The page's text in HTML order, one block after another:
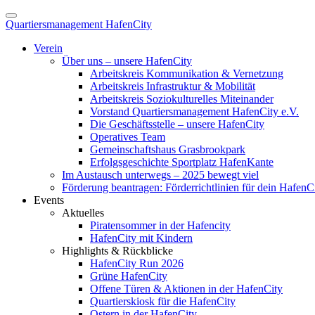
Quartiersmanagement HafenCity
Verein
Über uns – unsere HafenCity
Arbeitskreis Kommunikation & Vernetzung
Arbeitskreis Infrastruktur & Mobilität
Arbeitskreis Soziokulturelles Miteinander
Vorstand Quartiersmanagement HafenCity e.V.
Die Geschäftsstelle – unsere HafenCity
Operatives Team
Gemeinschaftshaus Grasbrookpark
Erfolgsgeschichte Sportplatz HafenKante
Im Austausch unterwegs – 2025 bewegt viel
Förderung beantragen: Förderrichtlinien für dein
Events
Aktuelles
Piratensommer in der Hafencity
HafenCity mit Kindern
Highlights & Rückblicke
HafenCity Run 2026
Grüne HafenCity
Offene Türen & Aktionen in der HafenCity
Quartierskiosk für die HafenCity